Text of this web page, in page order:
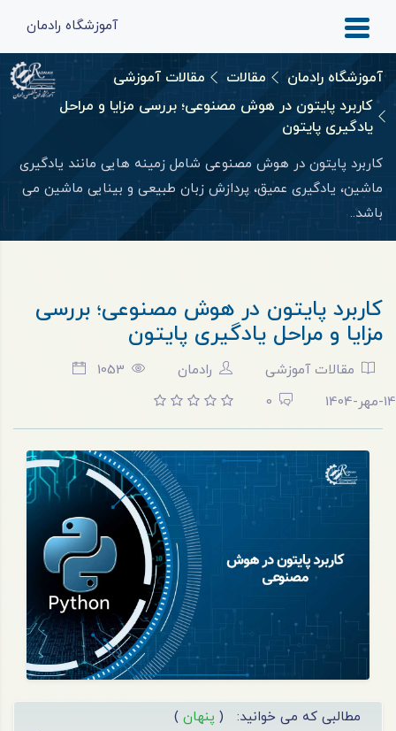
آموزشگاه رادمان
آموزشگاه رادمان مقالات
مقالات آموزشی
کاربرد پایتون در هوش مصنوعی؛ بررسی مزایا و مراحل
یادگیری پایتون
کاربرد پایتون در هوش مصنوعی شامل زمینه هایی مانند یادگیری
ماشین، یادگیری عمیق، پردازش زبان طبیعی و بینایی ماشین می
باشد..
کاربرد پایتون در هوش مصنوعی؛ بررسی
مزایا و مراحل یادگیری پایتون
مقالات آموزشی رادمان
1053
14-مهر-1404
0
مطالبی که می خوانید: ( پنهان )